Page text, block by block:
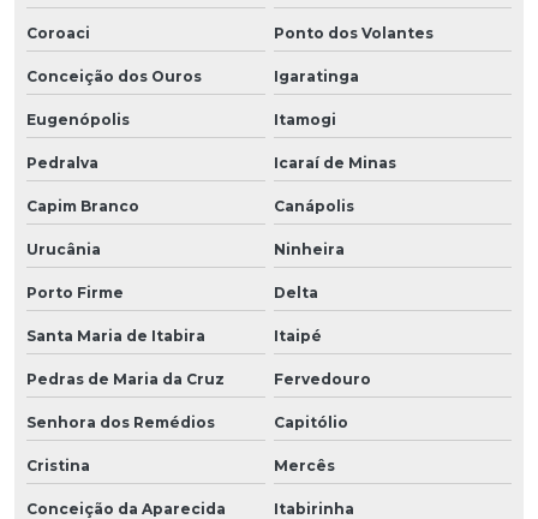
Coroaci Ponto dos Volantes
Conceição dos Ouros Igaratinga
Eugenópolis Itamogi
Pedralva Icaraí de Minas
Capim Branco Canápolis
Urucânia Ninheira
Porto Firme Delta
Santa Maria de Itabira Itaipé
Pedras de Maria da Cruz Fervedouro
Senhora dos Remédios Capitólio
Cristina Mercês
Conceição da Aparecida Itabirinha